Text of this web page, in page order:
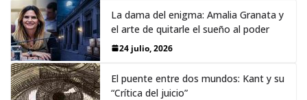
La dama del enigma: Amalia Granata y
el arte de quitarle el sueño al poder
24 julio, 2026
El puente entre dos mundos: Kant y su
“Crítica del juicio”